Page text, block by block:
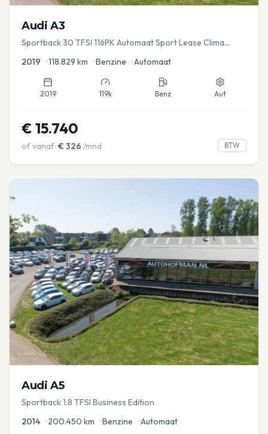
Audi A3
Sportback 30 TFSI 116PK Automaat Sport Lease Clima
2019 •118.829 km •Benzine •Automaat
2019 119k Benz Aut
€ 15.740
of vanaf: € 326 /mnd BTW
Audi A5
Sportback 1.8 TFSI Business Edition
2014 •200.450 km •Benzine •Automaat